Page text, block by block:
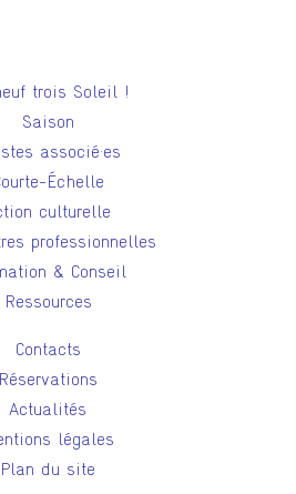
trois Soleil !
Saison
associé·es
Échelle
culturelle
professionnelles
& Conseil
Ressources
Contacts
Réservations
Actualités
légales
Plan du site